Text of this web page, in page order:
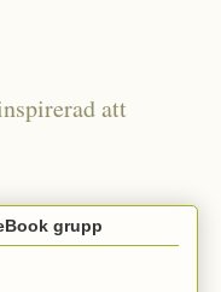
att
grupp